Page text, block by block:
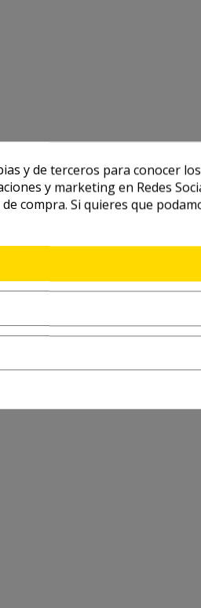
y de terceros para conocer
y marketing en Redes
compra. Si quieres que